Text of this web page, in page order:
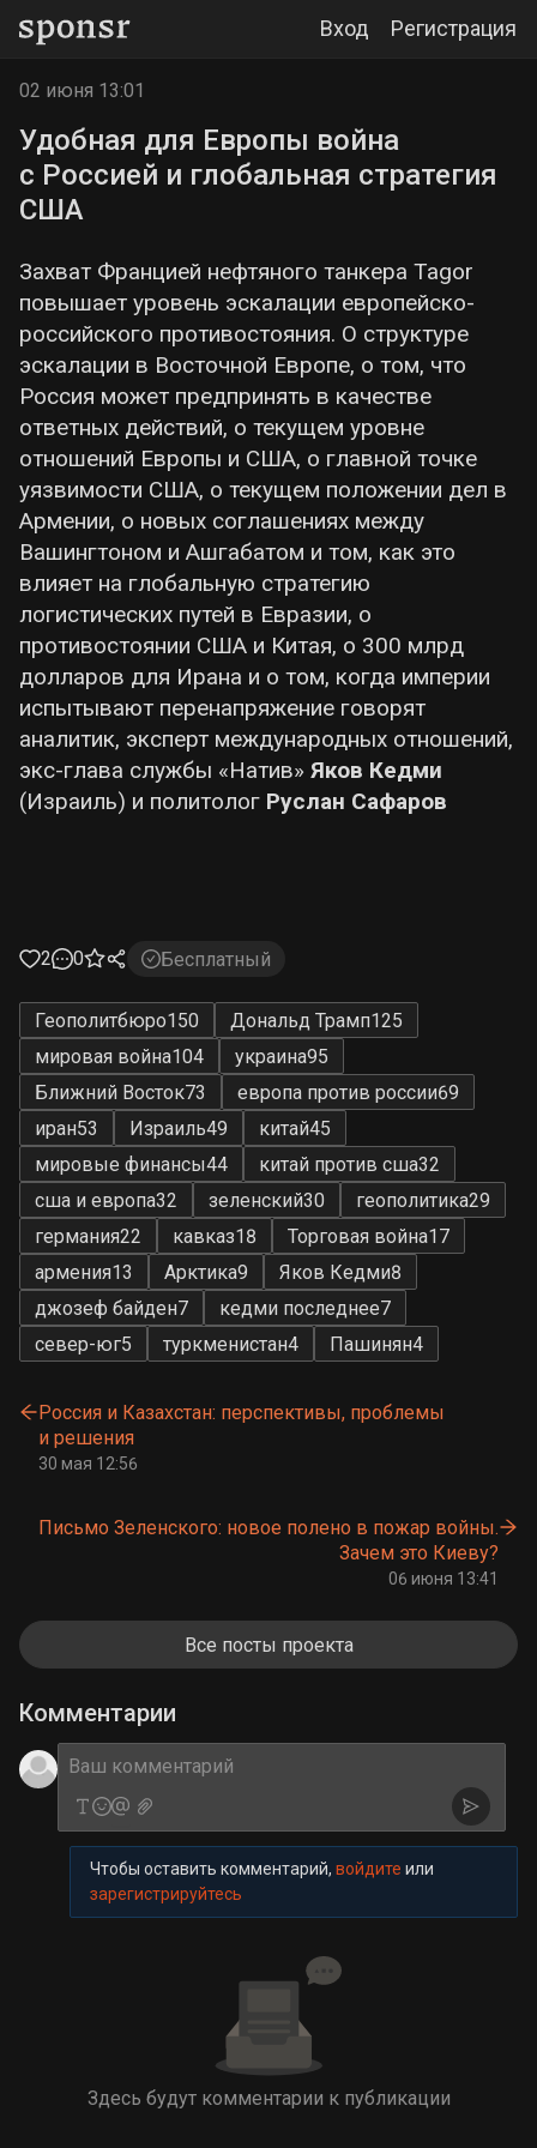
Вход Регистрация
02 июня 13:01
Удобная для Европы война
с Россией и глобальная стратегия
США
Захват Францией нефтяного танкера Tagor
повышает уровень эскалации европейско-
российского противостояния. О структуре
эскалации в Восточной Европе, о том, что
Россия может предпринять в качестве
ответных действий, о текущем уровне
отношений Европы и США, о главной точке
уязвимости США, о текущем положении дел в
Армении, о новых соглашениях между
Вашингтоном и Ашгабатом и том, как это
влияет на глобальную стратегию
логистических путей в Евразии, о
противостоянии США и Китая, о 300 млрд
долларов для Ирана и о том, когда империи
испытывают перенапряжение говорят
аналитик, эксперт международных отношений,
экс-глава службы «Натив» Яков Кедми
(Израиль) и политолог Руслан Сафаров
2 0 Бесплатный
Геополитбюро150 Дональд Трамп125
мировая война104 украина95
Ближний Восток73 европа против россии69
иран53 Израиль49 китай45
мировые финансы44 китай против сша32
сша и европа32 зеленский30 геополитика29
германия22 кавказ18 Торговая война17
армения13 Арктика9 Яков Кедми8
джозеф байден7 кедми последнее7
север-юг5 туркменистан4 Пашинян4
Россия и Казахстан: перспективы, проблемы
и решения
30 мая 12:56
Письмо Зеленского: новое полено в пожар войны.
Зачем это Киеву?
06 июня 13:41
Все посты проекта
Комментарии
Чтобы оставить комментарий, войдите или
зарегистрируйтесь
Здесь будут комментарии к публикации